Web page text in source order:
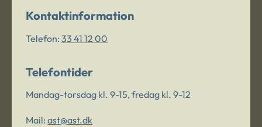
Kontaktinformation
Telefon: 33 41 12 00
Telefontider
Mandag-torsdag kl. 9-15, fredag kl. 9-12
Mail: ast@ast.dk